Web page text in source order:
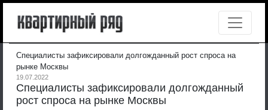
Специалисты зафиксировали долгожданный рост спроса на
рынке Москвы
19.07.2022
Специалисты зафиксировали долгожданный
рост спроса на рынке Москвы